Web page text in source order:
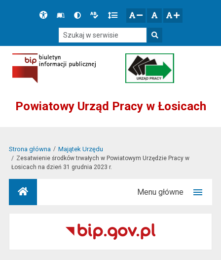
Przejdź do głównego menu
Przejdź do treści
Przejdź do mapy serwisu
Deklaracja
SłownikWersjaWersja
tekstowa
Gęstość
tekstu
Powiatowy Urząd Pracy w Łosicach
Strona główna Majątek Urzędu
Zesatwienie środków trwałych w Powiatowym Urzędzie Pracy w
Łosicach na dzień 31 grudnia 2023 r.
Menu główne